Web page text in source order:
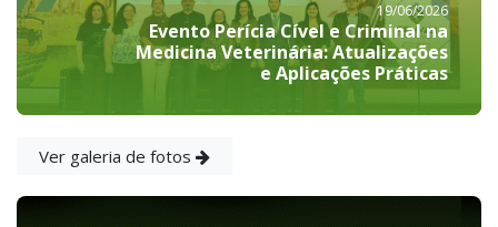
19/06/2026
Evento Perícia Cível e Criminal na
Medicina Veterinária: Atualizações
e Aplicações Práticas
Ver galeria de fotos